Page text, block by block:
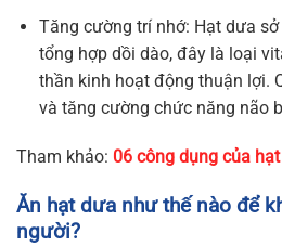
Tăng cường trí nhớ: Hạt dưa
tổng hợp dồi dào, đây là loại
thần kinh hoạt động thuận lợi.
và tăng cường chức năng não
Tham khảo: 06 công dụng của
Ăn hạt dưa như thế nào để
người?